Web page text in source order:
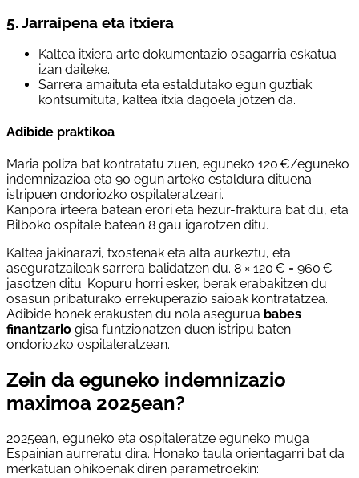
5. Jarraipena eta itxiera
Kaltea itxiera arte dokumentazio osagarria eskatua
izan daiteke.
Sarrera amaituta eta estaldutako egun guztiak
kontsumituta, kaltea itxia dagoela jotzen da.
Adibide praktikoa
Maria poliza bat kontratatu zuen, eguneko 120 €/eguneko
indemnizazioa eta 90 egun arteko estaldura dituena
istripuen ondoriozko ospitaleratzeari.
Kanpora irteera batean erori eta hezur-fraktura bat du, eta
Bilboko ospitale batean 8 gau igarotzen ditu.
Kaltea jakinarazi, txostenak eta alta aurkeztu, eta
aseguratzaileak sarrera balidatzen du. 8 × 120 € = 960 €
jasotzen ditu. Kopuru horri esker, berak erabakitzen du
osasun pribaturako errekuperazio saioak kontratatzea.
Adibide honek erakusten du nola asegurua babes
finantzario gisa funtzionatzen duen istripu baten
ondoriozko ospitaleratzean.
Zein da eguneko indemnizazio
maximoa 2025ean?
2025ean, eguneko eta ospitaleratze eguneko muga
Espainian aurreratu dira. Honako taula orientagarri bat da
merkatuan ohikoenak diren parametroekin: